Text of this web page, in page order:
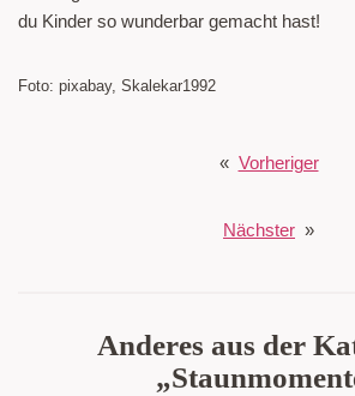
du Kinder so wunderbar gemacht hast!
Foto: pixabay, Skalekar1992
« Vorheriger
Nächster »
Anderes aus der